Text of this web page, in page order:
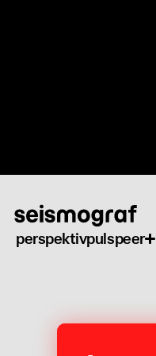
perspektivpulspeer